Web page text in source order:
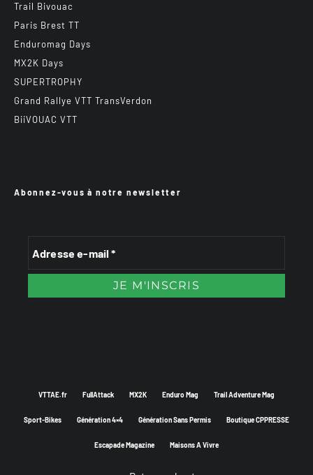
Trail Bivouac
Paris Brest TT
Enduromag Days
MX2K Days
SUPERTROPHY
Grand Rallye VTT TransVerdon
BiiVOUAC VTT
Abonnez-vous à notre newsletter
VTTAE.fr FullAttack MX2K Enduro Mag Trail Adventure Mag
Sport-Bikes Génération 4×4 Génération Sans Permis Boutique CPPRESSE
Escapade Magazine Maisons A Vivre